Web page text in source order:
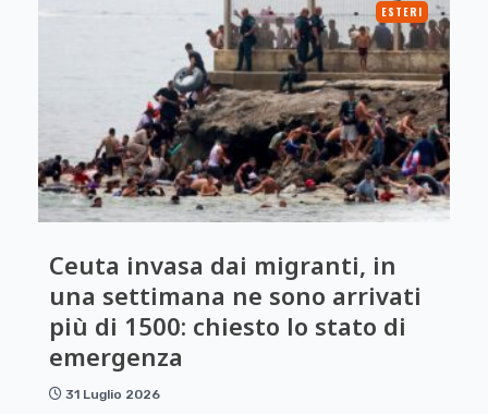
ESTERI
Ceuta invasa dai migranti, in
una settimana ne sono arrivati
più di 1500: chiesto lo stato di
emergenza
31 Luglio 2026